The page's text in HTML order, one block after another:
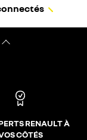
RENAULT À
CÔTÉS